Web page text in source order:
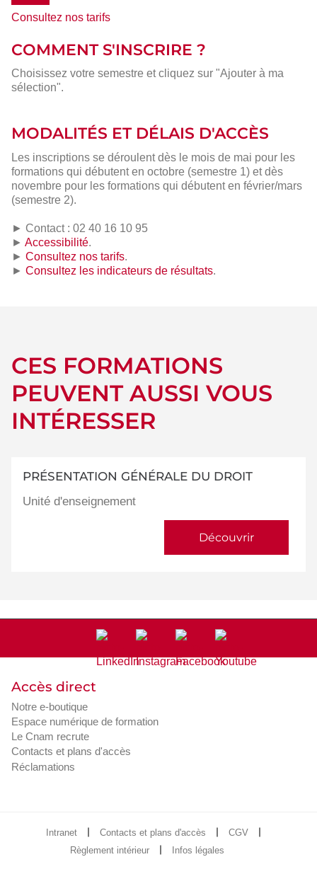
Consultez nos tarifs
COMMENT S'INSCRIRE ?
Choisissez votre semestre et cliquez sur "Ajouter à ma
sélection".
MODALITÉS ET DÉLAIS D'ACCÈS
Les inscriptions se déroulent dès le mois de mai pour les
formations qui débutent en octobre (semestre 1) et dès
novembre pour les formations qui débutent en février/mars
(semestre 2).
► Contact : 02 40 16 10 95
► Accessibilité.
► Consultez nos tarifs.
► Consultez les indicateurs de résultats.
CES FORMATIONS
PEUVENT AUSSI VOUS
INTÉRESSER
PRÉSENTATION GÉNÉRALE DU DROIT
Unité d'enseignement
Découvrir
Accès direct
Notre e-boutique
Espace numérique de formation
Le Cnam recrute
Contacts et plans d'accès
Réclamations
Intranet Contacts et plans d'accès
CGV
Règlement intérieur
Infos légales